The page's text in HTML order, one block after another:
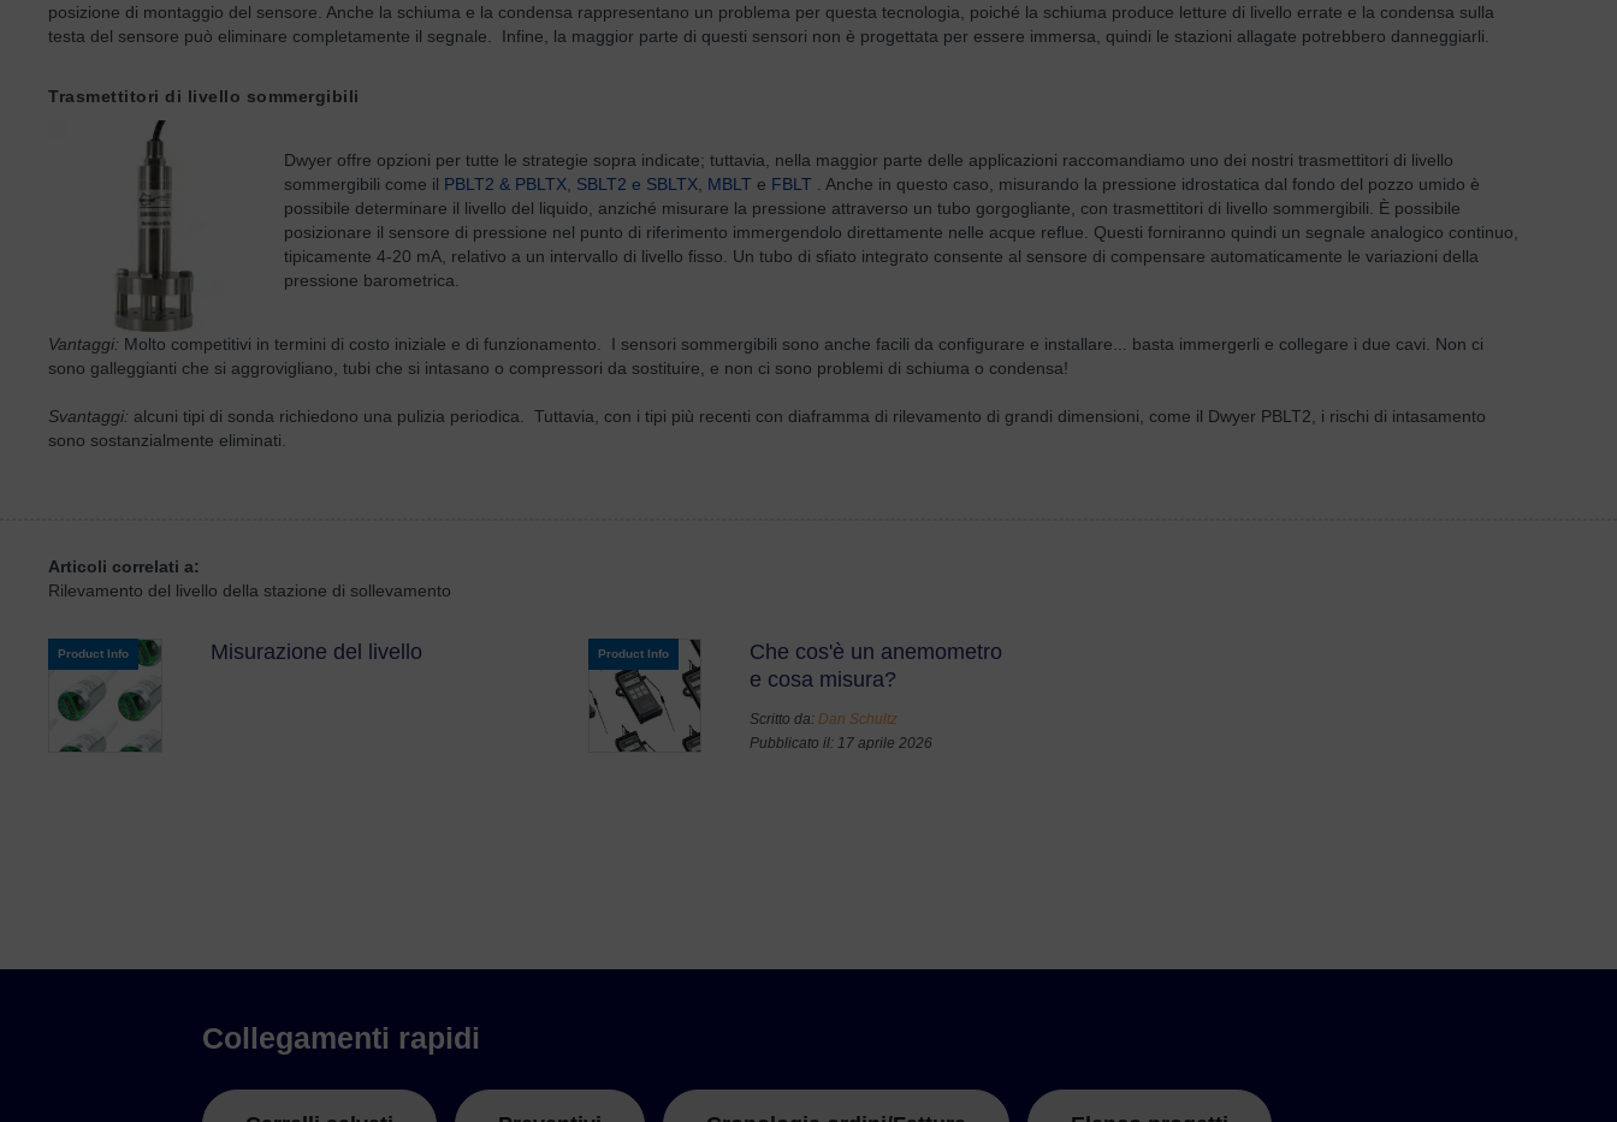
posizione di montaggio del sensore. Anche la schiuma e la condensa rappresentano un problema per questa tecnologia, poiché la schiuma produce letture di livello errate e la condensa sulla
testa del sensore può eliminare completamente il segnale. Infine, la maggior parte di questi sensori non è progettata per essere immersa, quindi le stazioni allagate potrebbero danneggiarli.
Trasmettitori di livello sommergibili
Dwyer offre opzioni per tutte le strategie sopra indicate; tuttavia, nella maggior parte delle applicazioni raccomandiamo uno dei nostri trasmettitori di livello
sommergibili come il PBLT2 & PBLTX, SBLT2 e SBLTX, MBLT e FBLT . Anche in questo caso, misurando la pressione idrostatica dal fondo del pozzo umido è
possibile determinare il livello del liquido, anziché misurare la pressione attraverso un tubo gorgogliante, con trasmettitori di livello sommergibili. È possibile
posizionare il sensore di pressione nel punto di riferimento immergendolo direttamente nelle acque reflue. Questi forniranno quindi un segnale analogico continuo,
tipicamente 4-20 mA, relativo a un intervallo di livello fisso. Un tubo di sfiato integrato consente al sensore di compensare automaticamente le variazioni della
pressione barometrica.
Vantaggi: Molto competitivi in termini di costo iniziale e di funzionamento. I sensori sommergibili sono anche facili da configurare e installare... basta immergerli e collegare i due cavi. Non ci
sono galleggianti che si aggrovigliano, tubi che si intasano o compressori da sostituire, e non ci sono problemi di schiuma o condensa!
Svantaggi: alcuni tipi di sonda richiedono una pulizia periodica. Tuttavia, con i tipi più recenti con diaframma di rilevamento di grandi dimensioni, come il Dwyer PBLT2, i rischi di intasamento
sono sostanzialmente eliminati.
Articoli correlati a:
Rilevamento del livello della stazione di sollevamento
Product Info Misurazione del livello Product Info
Che cos'è un anemometro
e cosa misura?
Scritto da:Dan Schultz
Pubblicato il: 17 aprile 2026
Collegamenti rapidi